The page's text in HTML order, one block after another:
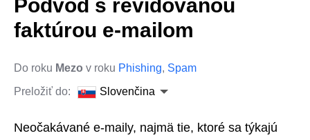
Podvod s revidovanou
faktúrou e-mailom
Do roku Mezo v roku Phishing, Spam
Preložiť do:
Slovenčina
Neočakávané e-maily, najmä tie, ktoré sa týkajú